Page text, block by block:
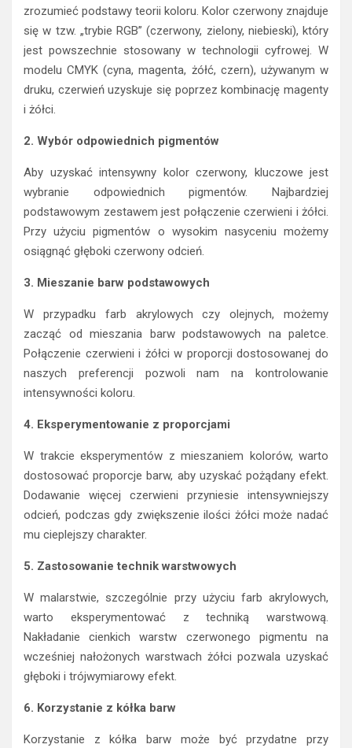
zrozumieć podstawy teorii koloru. Kolor czerwony znajduje
się w tzw. „trybie RGB” (czerwony, zielony, niebieski), który
jest powszechnie stosowany w technologii cyfrowej. W
modelu CMYK (cyna, magenta, żółć, czern), używanym w
druku, czerwień uzyskuje się poprzez kombinację magenty
i żółci.
2. Wybór odpowiednich pigmentów
Aby uzyskać intensywny kolor czerwony, kluczowe jest
wybranie odpowiednich pigmentów. Najbardziej
podstawowym zestawem jest połączenie czerwieni i żółci.
Przy użyciu pigmentów o wysokim nasyceniu możemy
osiągnąć głęboki czerwony odcień.
3. Mieszanie barw podstawowych
W przypadku farb akrylowych czy olejnych, możemy
zacząć od mieszania barw podstawowych na paletce.
Połączenie czerwieni i żółci w proporcji dostosowanej do
naszych preferencji pozwoli nam na kontrolowanie
intensywności koloru.
4. Eksperymentowanie z proporcjami
W trakcie eksperymentów z mieszaniem kolorów, warto
dostosować proporcje barw, aby uzyskać pożądany efekt.
Dodawanie więcej czerwieni przyniesie intensywniejszy
odcień, podczas gdy zwiększenie ilości żółci może nadać
mu cieplejszy charakter.
5. Zastosowanie technik warstwowych
W malarstwie, szczególnie przy użyciu farb akrylowych,
warto eksperymentować z techniką warstwową.
Nakładanie cienkich warstw czerwonego pigmentu na
wcześniej nałożonych warstwach żółci pozwala uzyskać
głęboki i trójwymiarowy efekt.
6. Korzystanie z kółka barw
Korzystanie z kółka barw może być przydatne przy